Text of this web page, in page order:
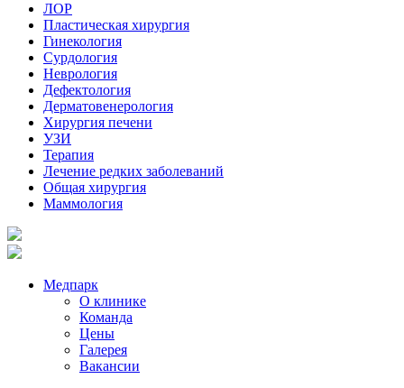
ЛОР
Пластическая хирургия
Гинекология
Сурдология
Неврология
Дефектология
Дерматовенерология
Хирургия печени
УЗИ
Терапия
Лечение редких заболеваний
Общая хирургия
Маммология
Медпарк
О клинике
Команда
Цены
Галерея
Вакансии